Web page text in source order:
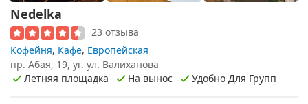
Nedelka
23 отзыва
Кофейня, Кафе, Европейская
пр. Абая, 19, уг. ул. Валиханова
Летняя площадка
На вынос Удобно Для Групп